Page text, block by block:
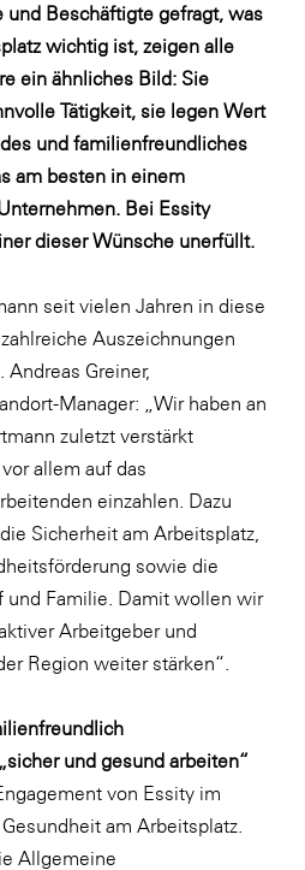
und Beschäftigte gefragt, was
wichtig ist, zeigen alle
ein ähnliches Bild: Sie
Tätigkeit, sie legen Wert
und familienfreundliches
am besten in einem
Bei Essity
dieser Wünsche unerfüllt.
seit vielen Jahren in diese
Auszeichnungen
Greiner,
Manager: „Wir haben an
zuletzt verstärkt
allem auf das
einzahlen. Dazu
Sicherheit am Arbeitsplatz,
sowie die
und Familie. Damit wollen wir
Arbeitgeber und
Region weiter stärken“.
„sicher und gesund arbeiten“
von Essity im
am Arbeitsplatz.
Allgemeine